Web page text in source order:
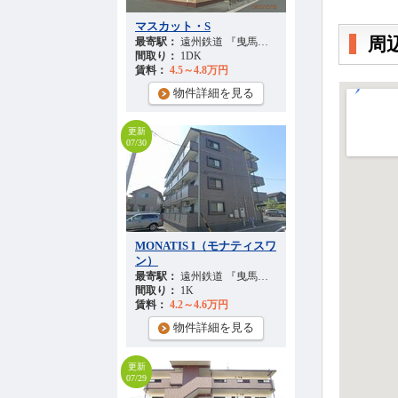
マスカット・S
最寄駅： 遠州鉄道 『曳馬駅』 徒歩
間取り： 1DK
賃料： 4.5～4.8万円
物件詳細を見る
MONATIS I（モナティスワ
ン）
最寄駅： 遠州鉄道 『曳馬駅』 徒歩
間取り： 1K
賃料： 4.2～4.6万円
物件詳細を見る
更新
07/30
更新
07/29
周